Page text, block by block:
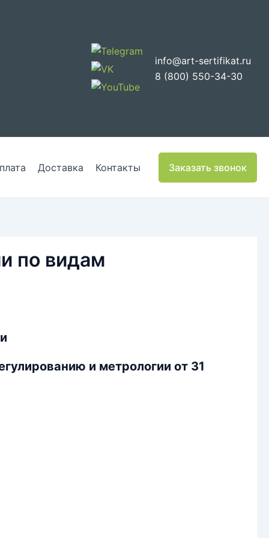
info@art-sertifikat.ru
8 (800) 550-34-30
Доставка Контакты Заказать звонок
по видам
и метрологии от 31